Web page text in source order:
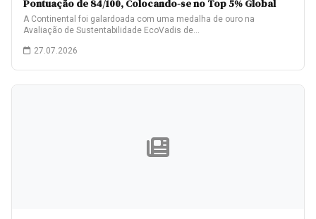
Pontuação de 84/100, Colocando-se no Top 5% Global
A Continental foi galardoada com uma medalha de ouro na
Avaliação de Sustentabilidade EcoVadis de…
27.07.2026